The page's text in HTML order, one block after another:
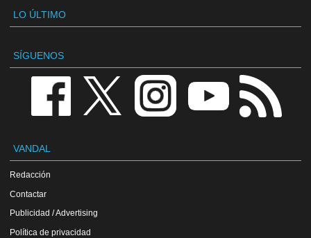
LO ÚLTIMO
SÍGUENOS
VANDAL
Redacción
Contactar
Publicidad / Advertising
Política de privacidad